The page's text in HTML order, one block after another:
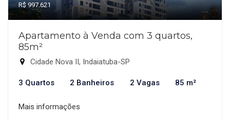
R$ 997.621
Apartamento à Venda com 3 quartos,
85m²
Cidade Nova II, Indaiatuba-SP
3 Quartos 2 Banheiros 2 Vagas 85 m²
Mais informações